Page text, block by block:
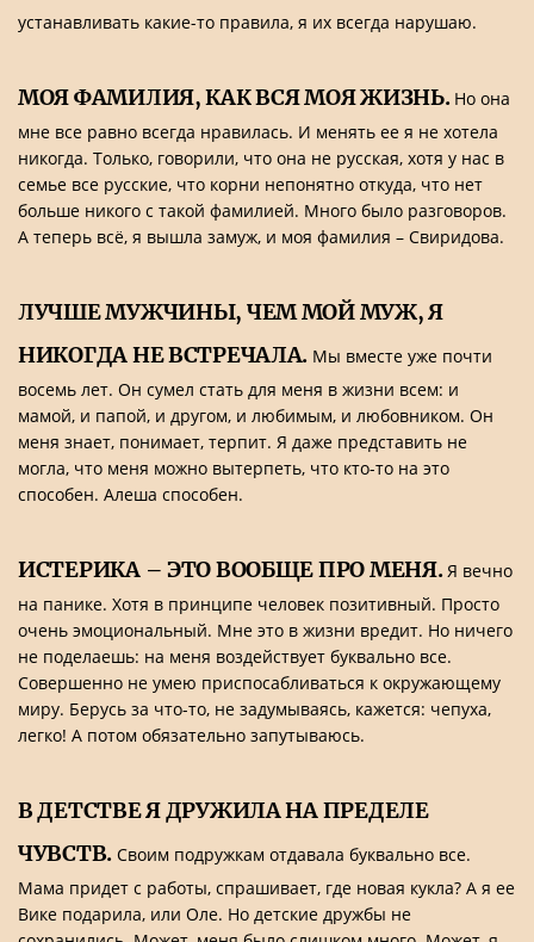
устанавливать какие-то правила, я их всегда нарушаю.
МОЯ ФАМИЛИЯ, КАК ВСЯ МОЯ ЖИЗНЬ.Но она
мне все равно всегда нравилась. И менять ее я не хотела
никогда. Только, говорили, что она не русская, хотя у нас в
семье все русские, что корни непонятно откуда, что нет
больше никого с такой фамилией. Много было разговоров.
А теперь всё, я вышла замуж, и моя фамилия – Свиридова.
ЛУЧШЕ МУЖЧИНЫ, ЧЕМ МОЙ МУЖ, Я
НИКОГДА НЕ ВСТРЕЧАЛА. Мы вместе уже почти
восемь лет. Он сумел стать для меня в жизни всем: и
мамой, и папой, и другом, и любимым, и любовником. Он
меня знает, понимает, терпит. Я даже представить не
могла, что меня можно вытерпеть, что кто-то на это
способен. Алеша способен.
ИСТЕРИКА – ЭТО ВООБЩЕ ПРО МЕНЯ.Я вечно
на панике. Хотя в принципе человек позитивный. Просто
очень эмоциональный. Мне это в жизни вредит. Но ничего
не поделаешь: на меня воздействует буквально все.
Совершенно не умею приспосабливаться к окружающему
миру. Берусь за что-то, не задумываясь, кажется: чепуха,
легко! А потом обязательно запутываюсь.
В ДЕТСТВЕ Я ДРУЖИЛА НА ПРЕДЕЛЕ
ЧУВСТВ. Своим подружкам отдавала буквально все.
Мама придет с работы, спрашивает, где новая кукла? А я ее
Вике подарила, или Оле. Но детские дружбы не